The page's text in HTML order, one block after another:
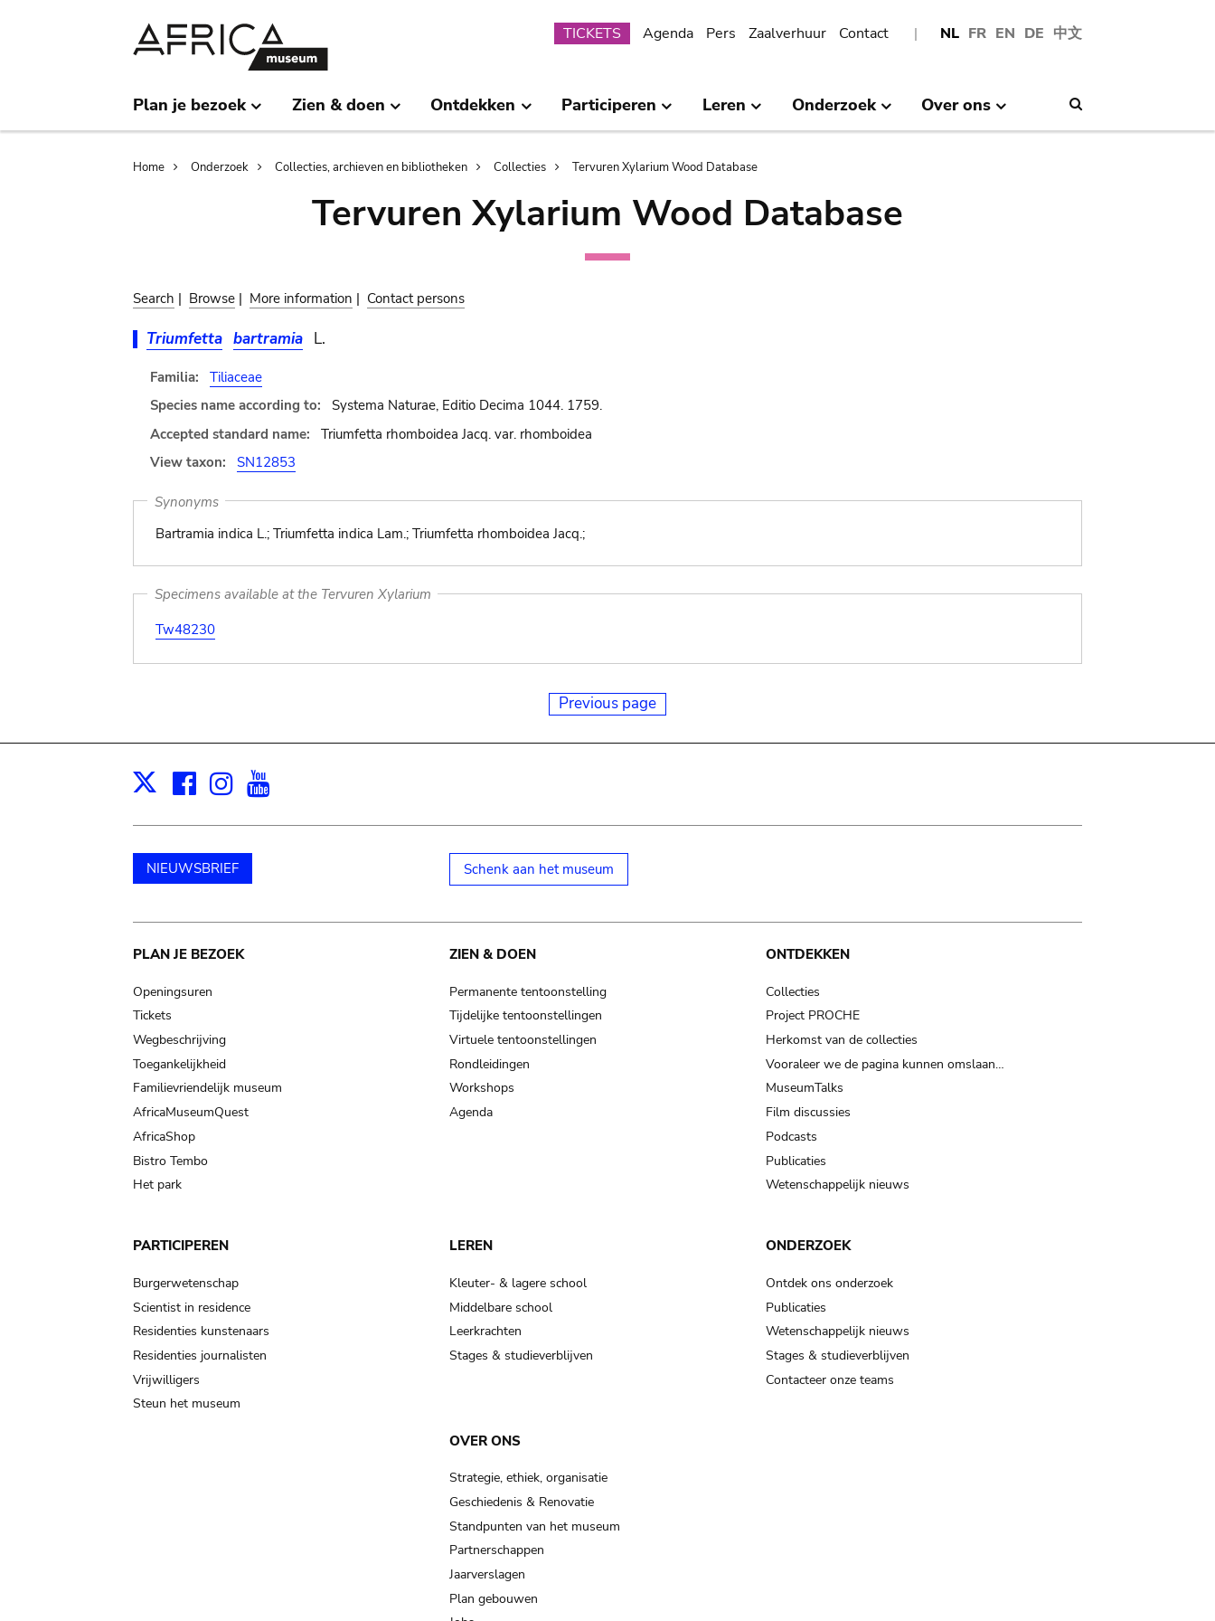
NL FR EN DE 中文
Submenu
TICKETS Agenda Pers Zaalverhuur Contact
Plan je bezoek Zien & doen Ontdekken Participeren Leren Onderzoek Over ons
Breadcrumb
Home Onderzoek Collecties, archieven en bibliotheken Collecties Tervuren Xylarium Wood Database
Tervuren Xylarium Wood Database
Search | Browse | More information | Contact persons
Triumfetta bartramia L.
Familia:
Tiliaceae
Species name according to:
Systema Naturae, Editio Decima 1044. 1759.
Accepted standard name:
Triumfetta rhomboidea Jacq. var. rhomboidea
View taxon:
SN12853
Synonyms
Bartramia indica L.; Triumfetta indica Lam.; Triumfetta rhomboidea Jacq.;
Specimens available at the Tervuren Xylarium
Tw48230
Previous page
X Facebook
Instagram
NIEUWSBRIEF Schenk aan het museum
Main
navigation
PLAN JE BEZOEK
Openingsuren
Tickets
Wegbeschrijving
Toegankelijkheid
Familievriendelijk museum
AfricaMuseumQuest
AfricaShop
Bistro Tembo
Het park
ZIEN & DOEN
Permanente tentoonstelling
Tijdelijke tentoonstellingen
Virtuele tentoonstellingen
Rondleidingen
Workshops
Agenda
ONTDEKKEN
Collecties
Project PROCHE
Herkomst van de collecties
Vooraleer we de pagina kunnen omslaan…
MuseumTalks
Film discussies
Podcasts
Publicaties
Wetenschappelijk nieuws
PARTICIPEREN
Burgerwetenschap
Scientist in residence
Residenties kunstenaars
Residenties journalisten
Vrijwilligers
Steun het museum
LEREN
Kleuter- & lagere school
Middelbare school
Leerkrachten
Stages & studieverblijven
ONDERZOEK
Ontdek ons onderzoek
Publicaties
Wetenschappelijk nieuws
Stages & studieverblijven
Contacteer onze teams
OVER ONS
Strategie, ethiek, organisatie
Geschiedenis & Renovatie
Standpunten van het museum
Partnerschappen
Jaarverslagen
Plan gebouwen